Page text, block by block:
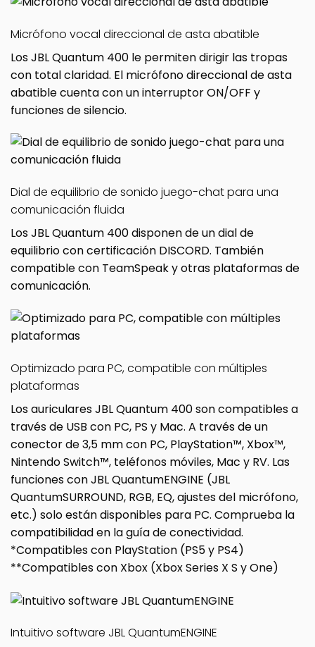
Micrófono vocal direccional de asta abatible
Los JBL Quantum 400 le permiten dirigir las tropas
con total claridad. El micrófono direccional de asta
abatible cuenta con un interruptor ON/OFF y
funciones de silencio.
Dial de equilibrio de sonido juego-chat para una
comunicación fluida
Los JBL Quantum 400 disponen de un dial de
equilibrio con certificación DISCORD. También
compatible con TeamSpeak y otras plataformas de
comunicación.
Optimizado para PC, compatible con múltiples
plataformas
Los auriculares JBL Quantum 400 son compatibles a
través de USB con PC, PS y Mac. A través de un
conector de 3,5 mm con PC, PlayStation™, Xbox™,
Nintendo Switch™, teléfonos móviles, Mac y RV. Las
funciones con JBL QuantumENGINE (JBL
QuantumSURROUND, RGB, EQ, ajustes del micrófono,
etc.) solo están disponibles para PC. Comprueba la
compatibilidad en la guía de conectividad.
*Compatibles con PlayStation (PS5 y PS4)
**Compatibles con Xbox (Xbox Series X S y One)
Intuitivo software JBL QuantumENGINE